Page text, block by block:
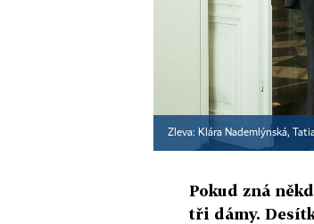
Zleva: Klára Nademlýnská,
Pokud zná
tři dámy.